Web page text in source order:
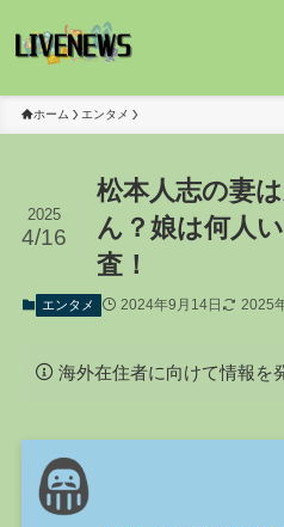
ホーム エンタメ
松本人志の妻
ん？娘は何人
査！
2025
4/16
エンタメ 2024年9月14日 2025
海外在住者に向けて情報を